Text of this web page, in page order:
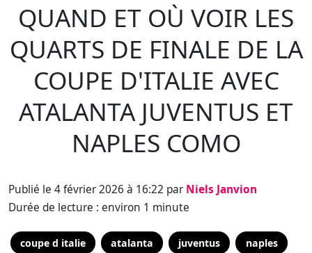
QUAND ET OÙ VOIR LES
QUARTS DE FINALE DE LA
COUPE D'ITALIE AVEC
ATALANTA JUVENTUS ET
NAPLES COMO
Publié le 4 février 2026 à 16:22 par Niels Janvion
Durée de lecture : environ 1 minute
coupe d italie atalanta juventus naples